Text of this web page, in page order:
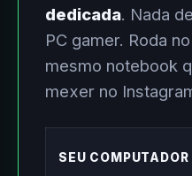
dedicada. Nada
PC gamer. Roda
mesmo notebook
mexer no
SEU COMPUTADOR